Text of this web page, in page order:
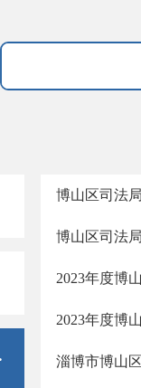
博山区司法
博山区司法
2023年度博
2023年度博
淄博市博山